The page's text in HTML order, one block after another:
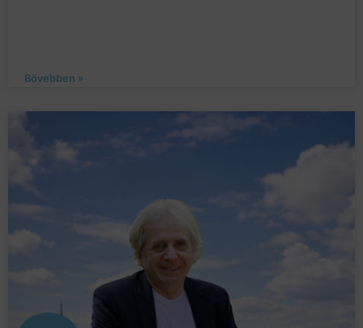
Bővebben »